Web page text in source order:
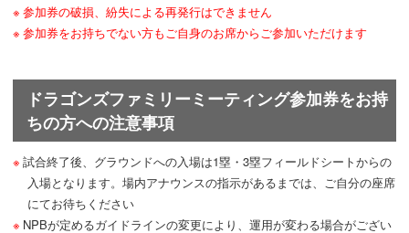
参加券の破損、紛失による再発行はできません
参加券をお持ちでない方もご自身のお席からご参加いただけます
ドラゴンズファミリーミーティング参加券をお持
ちの方への注意事項
試合終了後、グラウンドへの入場は1塁・3塁フィールドシートからの
入場となります。場内アナウンスの指示があるまでは、ご自分の座席
にてお待ちください
NPBが定めるガイドラインの変更により、運用が変わる場合がござい